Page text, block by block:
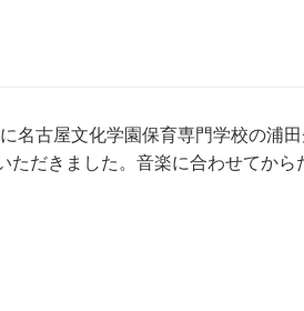
名古屋文化学園保育専門学校の浦
だきました。音楽に合わせてから